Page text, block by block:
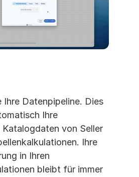
Ihre Datenpipeline. Dies
Ihre
von Seller
Ihre
in Ihren
bleibt für immer